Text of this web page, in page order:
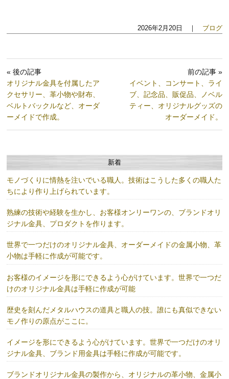
2026年2月20日 ｜ ブログ
« 後の記事
オリジナル金具を付属したア
クセサリー、革小物や財布、
ベルトバックルなど、オーダ
ーメイドで作成。
前の記事 »
イベント、コンサート、ライ
ブ、記念品、販促品、ノベル
ティー、オリジナルグッズの
オーダーメイド。
新着
モノづくりに情熱を注いでいる職人。技術はこうした多くの職人た
ちにより作り上げられています。
熟練の技術や経験を生かし、お客様オンリーワンの、ブランドオリ
ジナル金具、プロダクトを作ります。
世界で一つだけのオリジナル金具、オーダーメイドの金属小物、革
小物は手軽に作成が可能です。
お客様のイメージを形にできるよう心がけています。世界で一つだ
けのオリジナル金具は手軽に作成が可能
歴史を刻んだメタルハウスの道具と職人の技。誰にも真似できない
モノ作りの原点がここに。
イメージを形にできるよう心がけています。世界で一つだけのオリ
ジナル金具、ブランド用金具は手軽に作成が可能です。
ブランドオリジナル金具の製作から、オリジナルの革小物、金属小